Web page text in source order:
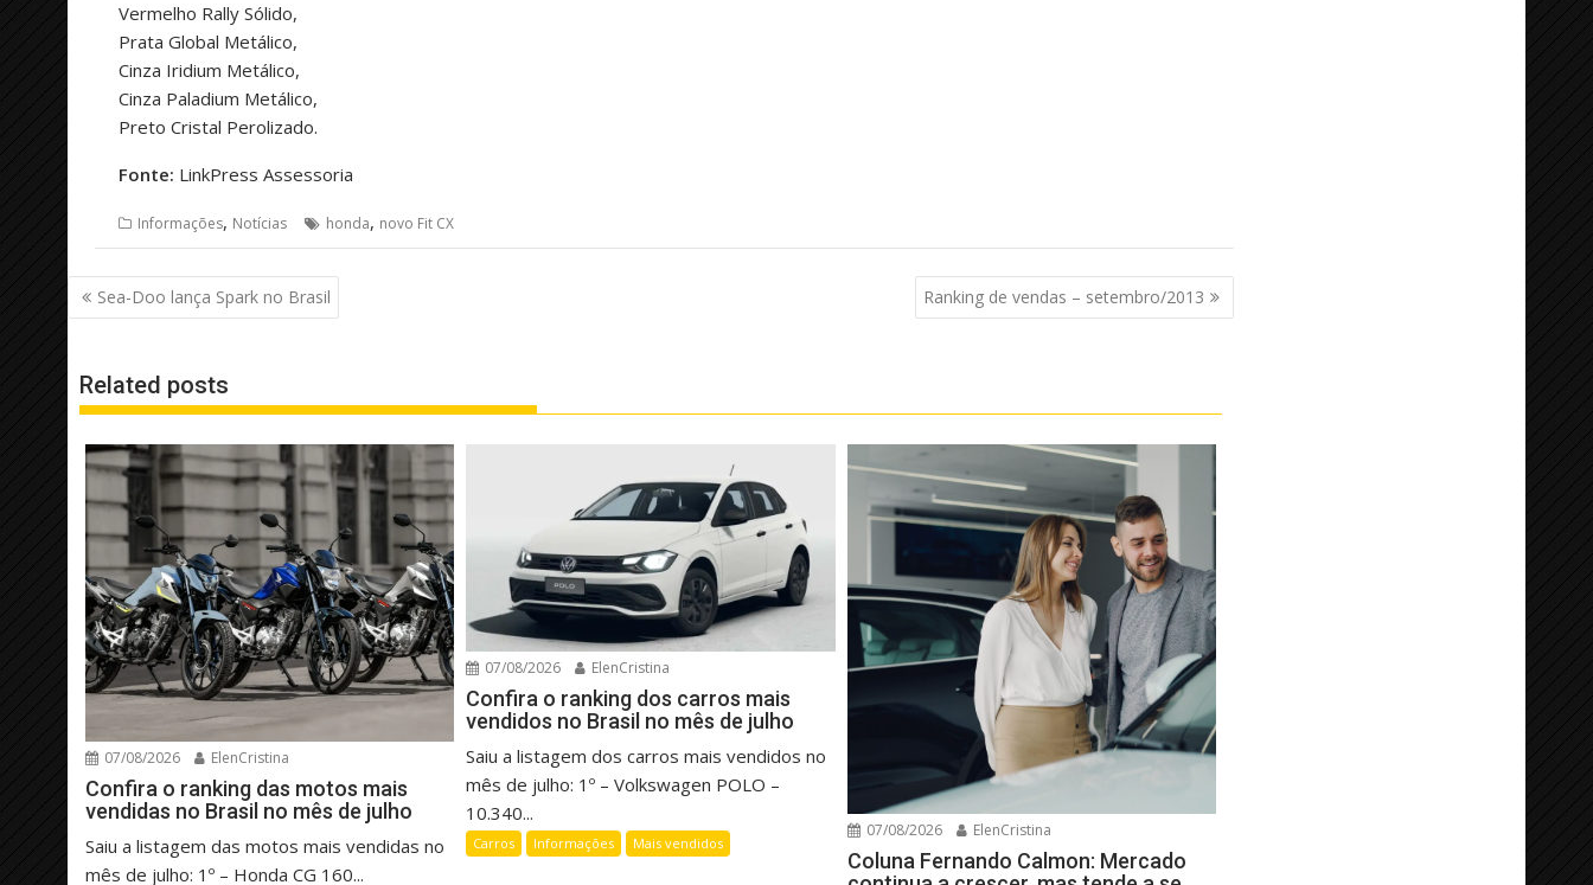
Vermelho Rally Sólido,
Prata Global Metálico,
Cinza Iridium Metálico,
Cinza Paladium Metálico,
Preto Cristal Perolizado.
Fonte: LinkPress Assessoria
Informações, Notícias honda, novo Fit CX
Navegação
de
Sea-Doo lança Spark no Brasil Ranking de vendas – setembro/2013
Related posts
07/08/2026 ElenCristina
Confira o ranking das motos mais
vendidas no Brasil no mês de julho
Saiu a listagem das motos mais vendidas no
mês de julho: 1º – Honda CG 160...
07/08/2026 ElenCristina
Confira o ranking dos carros mais
vendidos no Brasil no mês de julho
Saiu a listagem dos carros mais vendidos no
mês de julho: 1º – Volkswagen POLO –
10.340...
Carros Informações Mais vendidos
07/08/2026 ElenCristina
Coluna Fernando Calmon: Mercado